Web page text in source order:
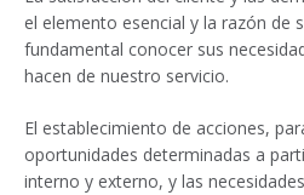
el elemento esencial y la razón de
fundamental conocer sus
hacen de nuestro servicio.
El establecimiento de acciones,
oportunidades determinadas a
interno y externo, y las